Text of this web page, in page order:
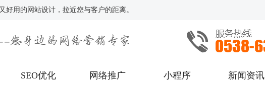
用的网站设计，拉近您与客户的距离。
SEO优化 网络推广 小程序 新闻资讯